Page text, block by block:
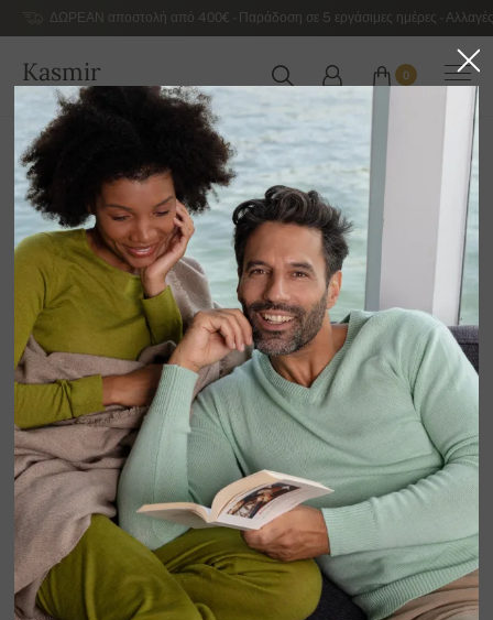
ΔΩΡΕΑΝ αποστολή από 400€ - Παράδοση σε 5 εργάσιμες ημέρες -
Kasmir
ΕΛΛΆΔΑ
0
Αρχική
Γυναικεία κασμιρένια πουλόβερ πολυτελείας
Γυναικεία βασική κασμιρένια κολεξιόν